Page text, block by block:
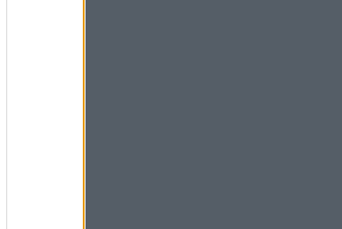
Το «νυχτόβιο»
στη Γερμανία ένας από
έλλειμμα τον Ιούνιο - «Άλμα»
εξαγωγές
και τους ανθρώπους»